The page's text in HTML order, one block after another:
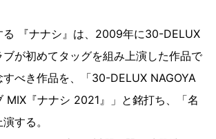
る 『ナナシ』は、2009年に30-DELUX
ブが初めてタッグを組み上演した作品で
すべき作品を、「30-DELUX NAGOYA
MIX『ナナシ 2021』」と銘打ち、「名
する。